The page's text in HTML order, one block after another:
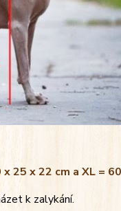
25 x 22 cm a XL =
k zalykání.